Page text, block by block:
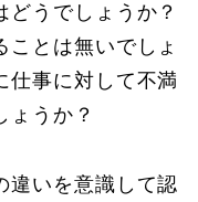
うでしょうか？
ことは無いでしょ
仕事に対して不満
ょうか？
違いを意識して認